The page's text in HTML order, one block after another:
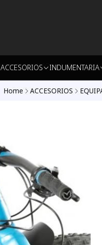
ACCESORIOS INDUMENTARIA
Home ACCESORIOS